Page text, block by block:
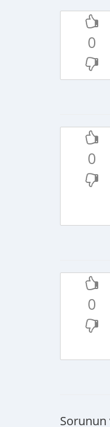
0
0
0
Sorunun